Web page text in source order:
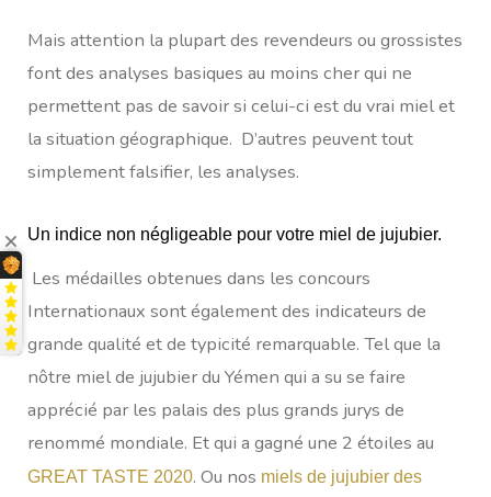
Mais attention la plupart des revendeurs ou grossistes
font des analyses basiques au moins cher qui ne
permettent pas de savoir si celui-ci est du vrai miel et
la situation géographique. D’autres peuvent tout
simplement falsifier, les analyses.
Un indice non négligeable pour votre miel de jujubier.
Les médailles obtenues dans les concours
Internationaux sont également des indicateurs de
grande qualité et de typicité remarquable. Tel que la
nôtre miel de jujubier du Yémen qui a su se faire
apprécié par les palais des plus grands jurys de
renommé mondiale. Et qui a gagné une 2 étoiles au
GREAT TASTE 2020. Ou nos miels de jujubier des